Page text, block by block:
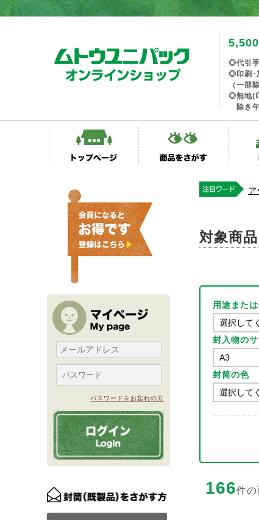
5,500
◎代引手
◎印刷･
（一部
◎無地(
除き午
パスワードをお忘れの方
ア
対象商品
用途また
封入物の
封筒の色
166件の